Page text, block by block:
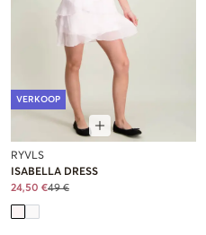
VERKOOP
RYVLS
ISABELLA DRESS
24,50 €49 €